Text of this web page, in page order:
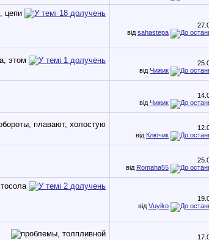
від sahastepa
від Чижик
від Чижик
від Ключик
від Romaha55
від Vuyiko